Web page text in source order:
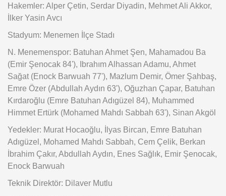
iOS
Hakemler: Alper Çetin, Serdar Diyadin, Mehmet Ali Akkor,
İlker Yasin Avcı
Stadyum: Menemen İlçe Stadı
N. Menemenspor: Batuhan Ahmet Şen, Mahamadou Ba
(Emir Şenocak 84'), Ibrahım Alhassan Adamu, Ahmet
Sağat (Enock Barwuah 77'), Mazlum Demir, Ömer Şahbaş,
Emre Özer (Abdullah Aydın 63'), Oğuzhan Çapar, Batuhan
Kırdaroğlu (Emre Batuhan Adıgüzel 84), Muhammed
Himmet Ertürk (Mohamed Mahdı Sabbah 63'), Sinan Akgöl
Yedekler: Murat Hocaoğlu, İlyas Bircan, Emre Batuhan
Adıgüzel, Mohamed Mahdı Sabbah, Cem Çelik, Berkan
İbrahim Çakır, Abdullah Aydın, Enes Sağlık, Emir Şenocak,
Enock Barwuah
Teknik Direktör: Dilaver Mutlu